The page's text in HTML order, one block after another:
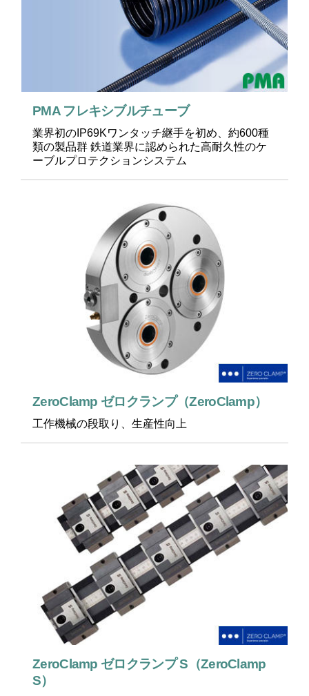
PMA フレキシブルチューブ
業界初のIP69Kワンタッチ継手を初め、約600種
類の製品群 鉄道業界に認められた高耐久性のケ
ーブルプロテクションシステム
ZeroClamp ゼロクランプ（ZeroClamp）
工作機械の段取り、生産性向上
ZeroClamp ゼロクランプ S（ZeroClamp
S）